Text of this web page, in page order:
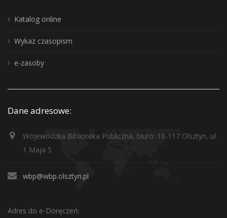
Katalog online
Wykaz czasopism
e-zasoby
Dane adresowe:
Wojewódzka Biblioteka Publiczna, biuro: 10-117 Olsztyn, ul.
1 Maja 5
wbp@wbp.olsztyn.pl
Adres do e-Doręczeń: